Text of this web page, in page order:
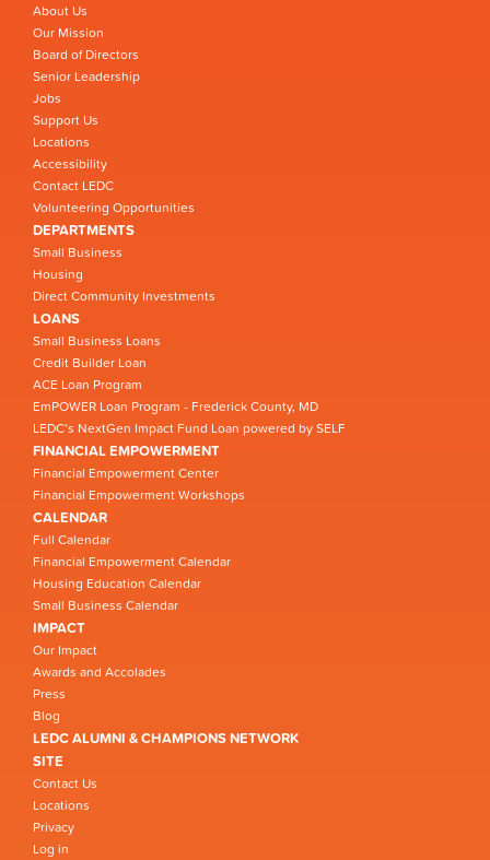
About Us
Our Mission
Board of Directors
Senior Leadership
Jobs
Support Us
Locations
Accessibility
Contact LEDC
Volunteering Opportunities
DEPARTMENTS
Small Business
Housing
Direct Community Investments
LOANS
Small Business Loans
Credit Builder Loan
ACE Loan Program
EmPOWER Loan Program - Frederick County, MD
LEDC’s NextGen Impact Fund Loan powered by SELF
FINANCIAL EMPOWERMENT
Financial Empowerment Center
Financial Empowerment Workshops
CALENDAR
Full Calendar
Financial Empowerment Calendar
Housing Education Calendar
Small Business Calendar
IMPACT
Our Impact
Awards and Accolades
Press
Blog
LEDC ALUMNI & CHAMPIONS NETWORK
SITE
Contact Us
Locations
Privacy
Log in